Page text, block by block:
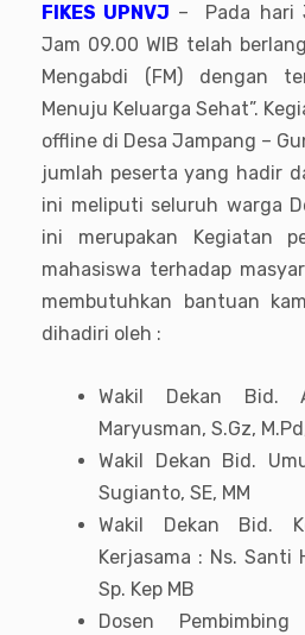
FIKES UPNVJ – Pada hari
Jam 09.00 WIB telah
Mengabdi (FM) dengan
Menuju Keluarga Sehat”.
offline di Desa Jampang –
jumlah peserta yang hadir
ini meliputi seluruh warga
ini merupakan Kegiatan
mahasiswa terhadap
membutuhkan bantuan
dihadiri oleh :
Wakil Dekan Bid.
Maryusman, S.Gz,
Wakil Dekan Bid.
Sugianto, SE, MM
Wakil Dekan Bid.
Kerjasama : Ns. Santi
Sp. Kep MB
Dosen